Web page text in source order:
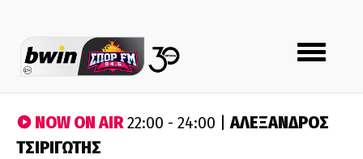
Toggle
navigation
NOW ON AIR22:00 - 24:00 |ΑΛΕΞΑΝΔΡΟΣ
ΤΣΙΡΙΓΩΤΗΣ